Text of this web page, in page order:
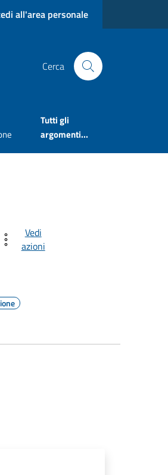
all'area personale
Cerca
Tutti gli
argomenti...
Vedi
azioni